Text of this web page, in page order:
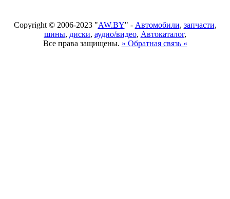
Copyright © 2006-2023 "AW.BY" - Автомобили, запчасти,
шины, диски, аудио/видео, Автокаталог,
Все права защищены. » Обратная связь «